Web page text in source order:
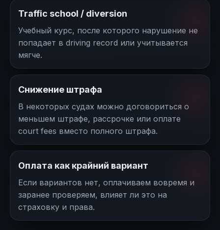
Traffic school / diversion
Учебный курс, после которого нарушение не
попадает в driving record или учитывается
мягче.
Снижение штрафа
В некоторых судах можно договориться о
меньшем штрафе, рассрочке или оплате
court fees вместо полного штрафа.
Оплата как крайний вариант
Если вариантов нет, оплачиваем вовремя и
заранее проверяем, влияет ли это на
страховку и права.